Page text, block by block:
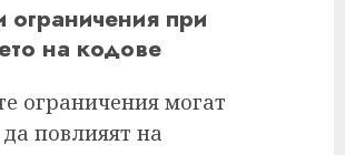
ограничения при
на кодове
ограничения могат
повлияят на